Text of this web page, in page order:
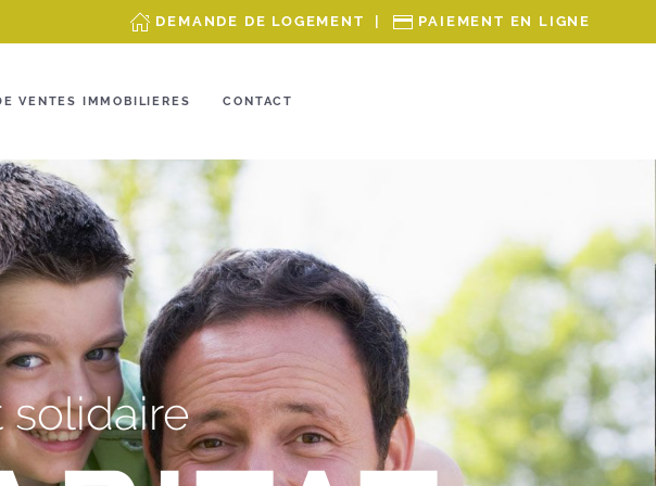
DEMANDE DE LOGEMENT PAIEMENT EN LIGNE
VENTES IMMOBILIERES CONTACT